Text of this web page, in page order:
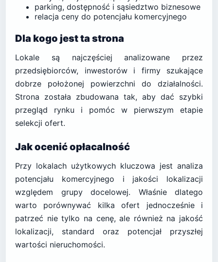
parking, dostępność i sąsiedztwo biznesowe
relacja ceny do potencjału komercyjnego
Dla kogo jest ta strona
Lokale są najczęściej analizowane przez
przedsiębiorców, inwestorów i firmy szukające
dobrze położonej powierzchni do działalności.
Strona została zbudowana tak, aby dać szybki
przegląd rynku i pomóc w pierwszym etapie
selekcji ofert.
Jak ocenić opłacalność
Przy lokalach użytkowych kluczowa jest analiza
potencjału komercyjnego i jakości lokalizacji
względem grupy docelowej. Właśnie dlatego
warto porównywać kilka ofert jednocześnie i
patrzeć nie tylko na cenę, ale również na jakość
lokalizacji, standard oraz potencjał przyszłej
wartości nieruchomości.